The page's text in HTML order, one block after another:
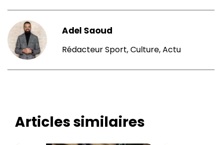
Adel Saoud
Rédacteur Sport, Culture, Actu
Articles similaires